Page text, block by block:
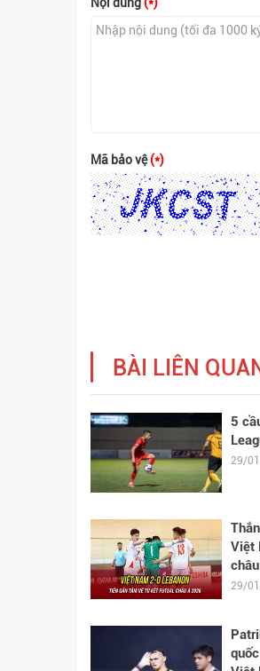
Mã bảo vệ(*)
BÀI LIÊN
5
29/
Việt
29/